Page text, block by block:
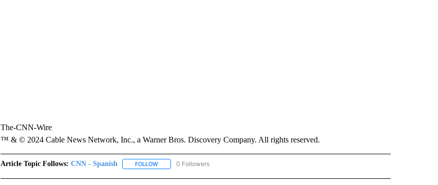
The-CNN-Wire
™ & © 2024 Cable News Network, Inc., a Warner Bros. Discovery Company. All rights reserved.
Article Topic Follows: CNN - Spanish FOLLOWFOLLOW "CNN - SPANISH" TO RECEIVE NOTIFICATIONS ABOUT NEW PAGES ON "CNN - SPANISH".
0 Followers